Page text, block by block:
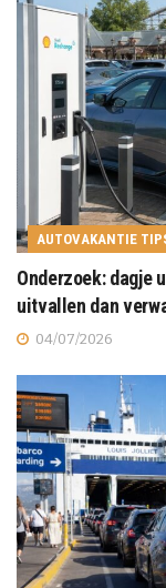
AUTOVAKANTIE
Onderzoek: dagje
uitvallen dan
04/07/2026